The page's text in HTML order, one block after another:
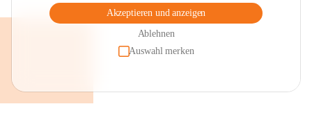
Akzeptieren und anzeigen
Ablehnen
Auswahl merken